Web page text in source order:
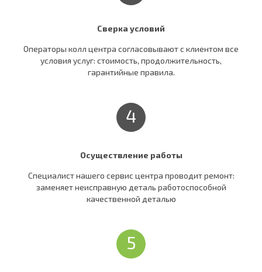
Сверка условий
Операторы колл центра согласовывают c клиентом все
условия услуг: стоимость, продолжительность,
гарантийные правила.
4
Осуществление работы
Специалист нашего сервис центра проводит ремонт:
заменяет неисправную деталь работоспособной
качественной деталью
5